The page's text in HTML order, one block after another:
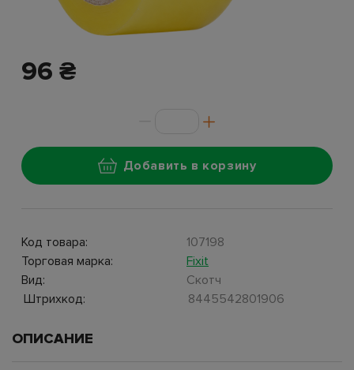
96 ₴
Добавить в корзину
Код товара:
107198
Торговая марка:
Fixit
Вид:
Скотч
Штрихкод:
8445542801906
ОПИСАНИЕ